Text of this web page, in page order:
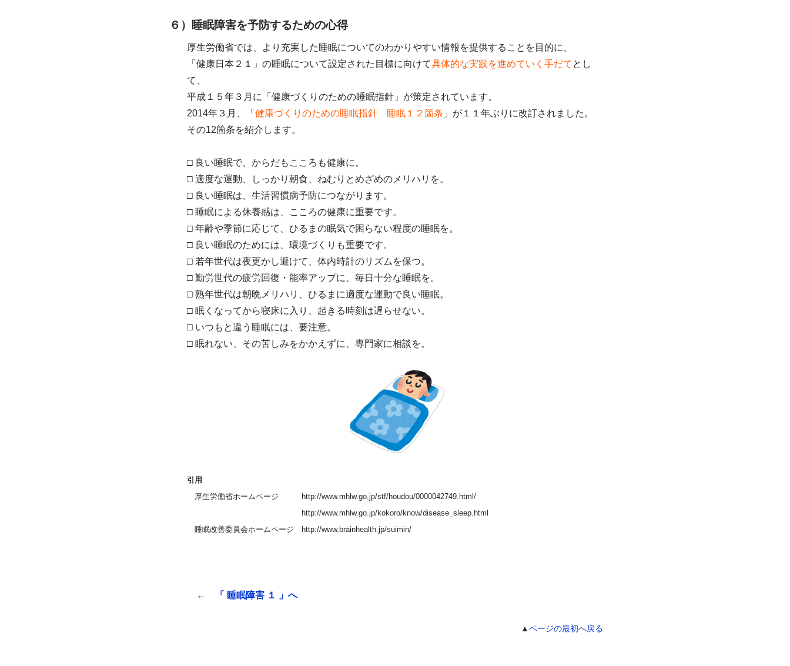
６）睡眠障害を予防するための心得
厚生労働省では、より充実した睡眠についてのわかりやすい情報を提供することを目的に、
「健康日本２１」の睡眠について設定された目標に向けて具体的な実践を進めていく手だて とし
て、
平成１５年３月に「健康づくりのための睡眠指針」が策定されています。
2014年３月、「 健康づくりのための睡眠指針 睡眠１２箇条 」が１１年ぶりに改訂されました。
その12箇条を紹介します。
□ 良い睡眠で、からだもこころも健康に。
□ 適度な運動、しっかり朝食、ねむりとめざめのメリハリを。
□ 良い睡眠は、生活習慣病予防につながります。
□ 睡眠による休養感は、こころの健康に重要です。
□ 年齢や季節に応じて、ひるまの眠気で困らない程度の睡眠を。
□ 良い睡眠のためには、環境づくりも重要です。
□ 若年世代は夜更かし避けて、体内時計のリズムを保つ。
□ 勤労世代の疲労回復・能率アップに、毎日十分な睡眠を。
□ 熟年世代は朝晩メリハリ、ひるまに適度な運動で良い睡眠。
□ 眠くなってから寝床に入り、起きる時刻は遅らせない。
□ いつもと違う睡眠には、要注意。
□ 眠れない、その苦しみをかかえずに、専門家に相談を。
引用
厚生労働省ホームページ http://www.mhlw.go.jp/stf/houdou/0000042749.html/
http://www.mhlw.go.jp/kokoro/know/disease_sleep.html
睡眠改善委員会ホームページ http://www.brainhealth.jp/suimin/
← 「 睡眠障害 １ 」へ
▲ページの最初へ戻る